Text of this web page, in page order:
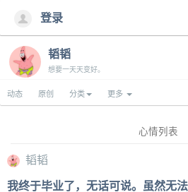
登录
韬韬
想要一天天变好。
动态 原创 分类 更多
心情列表
韬韬
我终于毕业了，无话可说。虽然无